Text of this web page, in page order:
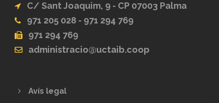
C/ Sant Joaquim, 9 - CP 07003 Palma
971 205 028 - 971 294 769
971 294 769
administracio@uctaib.coop
Avís legal